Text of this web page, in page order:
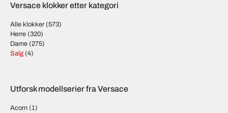
Versace klokker etter kategori
Alle klokker (573)
Herre (320)
Dame (275)
Salg (4)
Utforsk modellserier fra Versace
Acorn (1)